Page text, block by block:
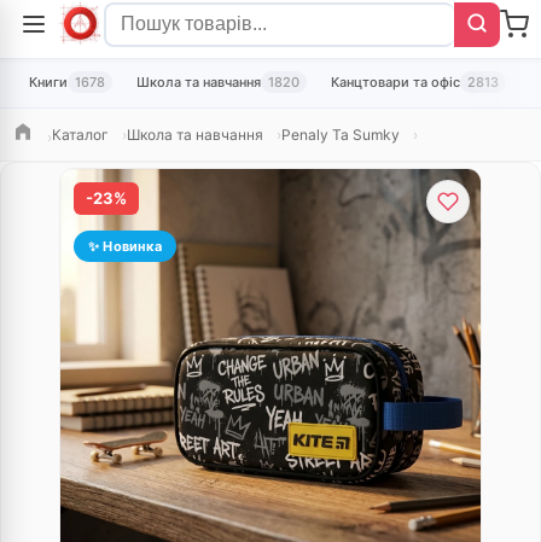
Книги 1678 Школа та навчання 1820 Канцтовари та офіс 2813
ГоловнаКаталог Школа та навчання Penaly Ta Sumky
-23%
✨ Новинка